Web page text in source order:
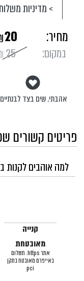
> מדיניות
25
20
במקום:
מחיר:
אהבתי. שים בצד
פריטים קשורים
למה אוהבים לקנות
קנייה
מאובטחת
אתר https. תשלום
באייפרם מאובטח בתקן
pci